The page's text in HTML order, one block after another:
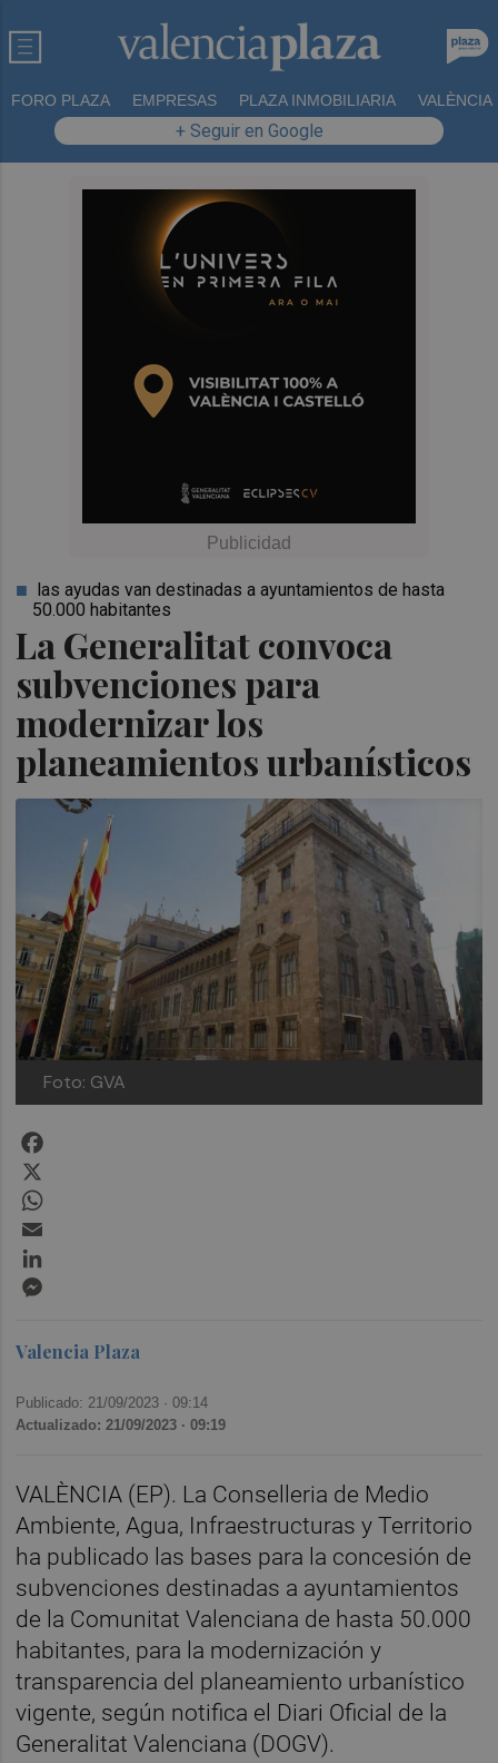
FORO PLAZA EMPRESAS PLAZA INMOBILIARIA VALÈNCIA
+ Seguir en Google
La Generalitat convoca
subvenciones para
modernizar los
planeamientos urbanísticos
las ayudas van destinadas a ayuntamientos de hasta
50.000 habitantes
Foto: GVA
Valencia Plaza
Publicado: 21/09/2023 ·09:14
Actualizado: 21/09/2023 · 09:19
VALÈNCIA (EP). La Conselleria de Medio
Ambiente, Agua, Infraestructuras y Territorio
ha publicado las bases para la concesión de
subvenciones destinadas a ayuntamientos
de la Comunitat Valenciana de hasta 50.000
habitantes, para la modernización y
transparencia del planeamiento urbanístico
vigente, según notifica el Diari Oficial de la
Generalitat Valenciana (DOGV).